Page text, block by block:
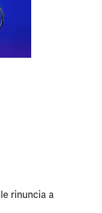
rinuncia a